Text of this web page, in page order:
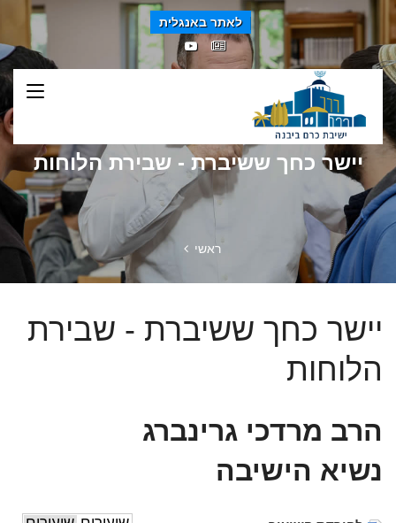
לאתר באנגלית
יישר כחך ששיברת - שבירת הלוחות
ראשי
יישר כחך ששיברת - שבירת
הלוחות
הרב מרדכי גרינברג
נשיא הישיבה